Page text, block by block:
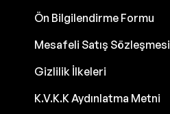
Ön Bilgilendirme Formu
Mesafeli Satış Sözleşmesi
Gizlilik İlkeleri
K.V.K.K Aydınlatma Metni